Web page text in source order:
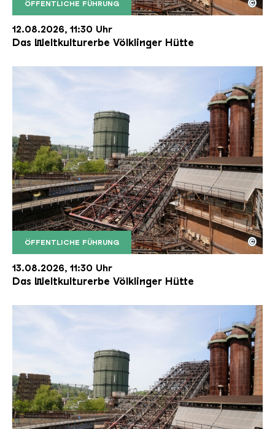
ÖFFENTLICHE FÜHRUNG
Der Erzschrägaufzug der Völklinger Hütte mit
Copyright: Weltkulturerbe Völklinger Hütte | Karl
©
12.08.2026, 11:30 Uhr
Das Weltkulturerbe Völklinger Hütte
ÖFFENTLICHE FÜHRUNG
Der Erzschrägaufzug der Völklinger Hütte mit
Copyright: Weltkulturerbe Völklinger Hütte | Karl
©
13.08.2026, 11:30 Uhr
Das Weltkulturerbe Völklinger Hütte